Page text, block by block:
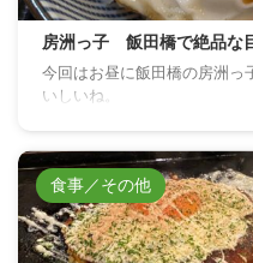
房洲っ子 飯田橋で絶品な
今回はお昼に飯田橋の房洲っ
いしいね。
食事／その他